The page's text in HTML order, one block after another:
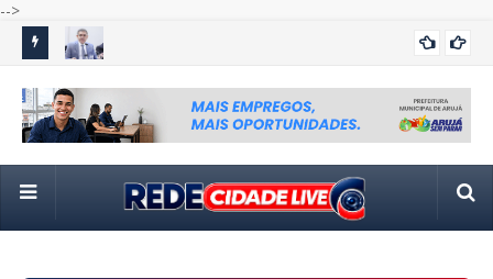
-->
inteligência artificial nas eleições de 2026
ELEIÇÕES 2026